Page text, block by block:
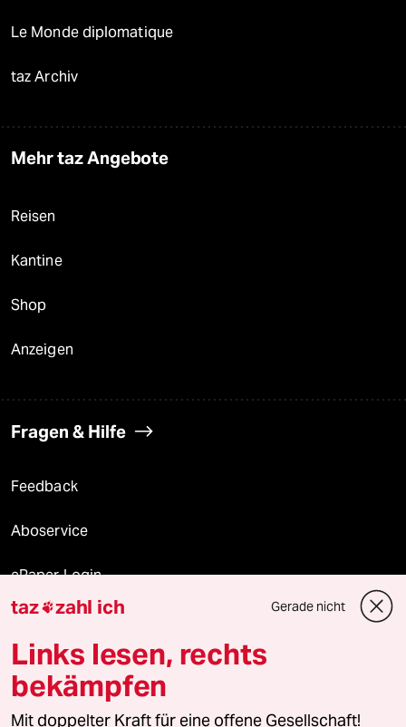
Le Monde diplomatique
taz Archiv
Mehr taz Angebote
Reisen
Kantine
Shop
Anzeigen
Fragen & Hilfe
Feedback
Aboservice
ePaper Login
Downloads für Abonnierende
© 2026 taz Verlags und Vertriebs GmbH
Alle Rechte vorbehalten. Bei rechtlichen Fragen oder für Genehmigungen
taz zahl ich Gerade nicht
Links lesen, rechts
bekämpfen
Mit doppelter Kraft für eine offene Gesellschaft!